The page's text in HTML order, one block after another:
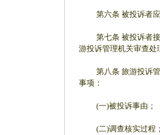
第六条 被投诉者应
第七条 被投诉者接
游投诉管理机关审查处
第八条 旅游投诉管
事项：
(一)被投诉事由；
(二)调查核实过程